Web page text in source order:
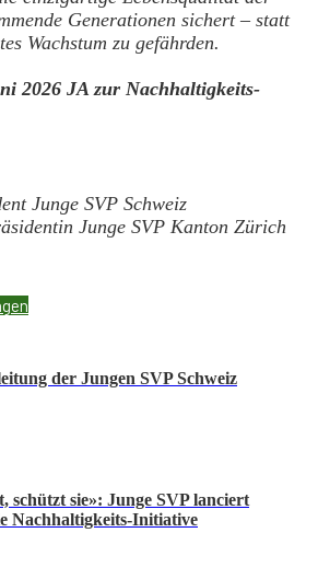
Generationen sichert – statt
Wachstum zu gefährden.
2026 JA zur Nachhaltigkeits-
Junge SVP Schweiz
Junge SVP Kanton Zürich
der Jungen SVP Schweiz
schützt sie»: Junge SVP lanciert
Nachhaltigkeits-Initiative